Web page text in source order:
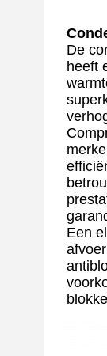
De
heeft
Een